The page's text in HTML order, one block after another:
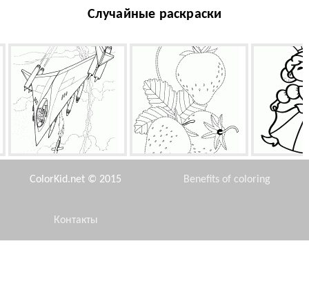
Случайные раскраски
Самолет-невидимка Ягоды клубники
ColorKid.net © 2015 Benefits of coloring
Контакты